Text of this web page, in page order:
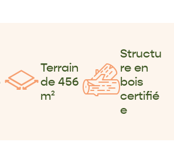
Terrain
de 456
m²
Structu
re en
bois
certifié
e